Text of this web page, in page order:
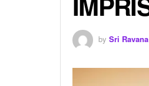
by Sri Ravana